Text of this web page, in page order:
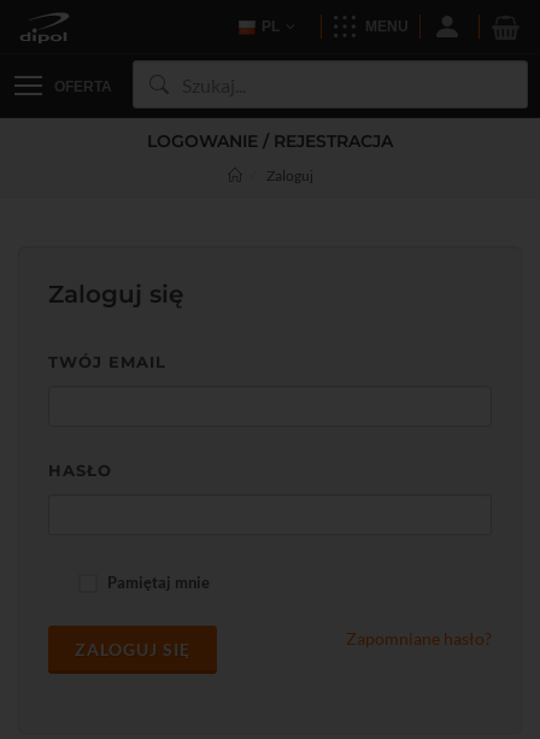
PL MENU
OFERTA
LOGOWANIE / REJESTRACJA
Zaloguj
Zaloguj się
TWÓJ EMAIL
HASŁO
Pamiętaj mnie
ZALOGUJ SIĘ
Zapomniane hasło?